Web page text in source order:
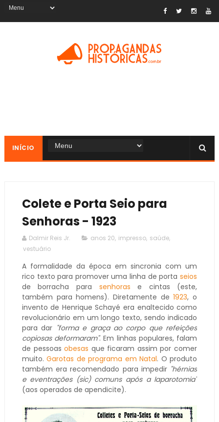
INÍCIO
Colete e Porta Seio para
Senhoras - 1923
Dalmir Reis Jr. anos 20, impresso, saúde,
vestuário
A formalidade da época em sincronia com um
rico texto para promover uma linha de portaseios
de borracha para senhoras e cintas (este,
também para homens). Diretamente de1923, o
invento de Henrique Schayé era enaltecido como
revolucionário em um longo texto, sendo indicado
para dar "forma e graça ao corpo que refeições
copiosas deformaram". Em linhas populares, falam
de pessoasobesas que ficaram assim por comer
muito.Garotas de programa em Natal. O produto
também era recomendado para impedir "hérnias
e eventrações (sic) comuns após a laparotomia"
(aos operados de apendicite).